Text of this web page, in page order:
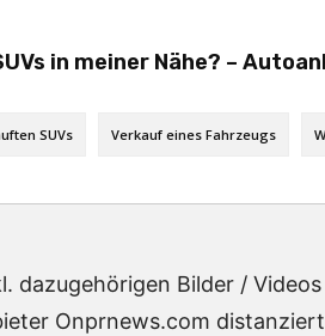
in meiner Nähe? –
SUVs Verkauf eines Fahrzeugs
dazugehörigen Bilder /
Onprnews.com